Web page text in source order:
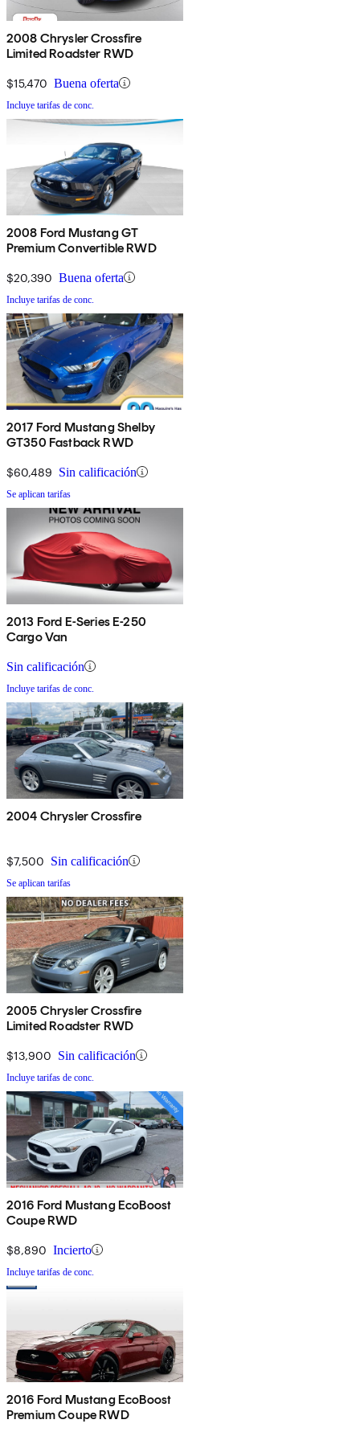
2008 Chrysler Crossfire
Limited Roadster RWD
$15,470 Buena oferta
Incluye tarifas de conc.
2008 Ford Mustang GT
Premium Convertible RWD
$20,390 Buena oferta
Incluye tarifas de conc.
2017 Ford Mustang Shelby
GT350 Fastback RWD
$60,489 Sin calificación
Se aplican tarifas
2013 Ford E-Series E-250
Cargo Van
Sin calificación
Incluye tarifas de conc.
2004 Chrysler Crossfire
$7,500 Sin calificación
Se aplican tarifas
2005 Chrysler Crossfire
Limited Roadster RWD
$13,900 Sin calificación
Incluye tarifas de conc.
2016 Ford Mustang EcoBoost
Coupe RWD
$8,890 Incierto
Incluye tarifas de conc.
2016 Ford Mustang EcoBoost
Premium Coupe RWD